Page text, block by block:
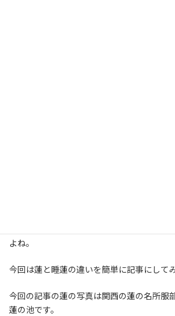
よね。
今回は蓮と睡蓮の違いを簡単に記事にして
今回の記事の蓮の写真は関西の蓮の名所服
蓮の池です。